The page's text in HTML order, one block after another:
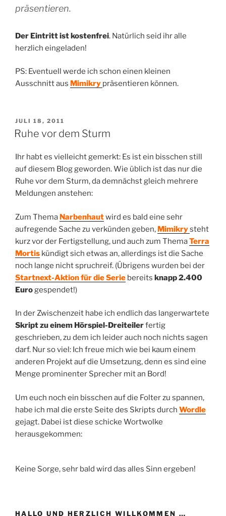
präsentieren.
Der Eintritt ist kostenfrei. Natürlich seid ihr alle
herzlich eingeladen!
PS: Eventuell werde ich schon einen kleinen
Ausschnitt aus Mimikry präsentieren können.
VERÖFFENTLICHT
AM
JULI 18, 2011
Ruhe vor dem Sturm
Ihr habt es vielleicht gemerkt: Es ist ein bisschen still
auf diesem Blog geworden. Wie üblich ist das nur die
Ruhe vor dem Sturm, da demnächst gleich mehrere
Meldungen anstehen:
Zum Thema Narbenhautwird es bald eine sehr
aufregende Sache zu verkünden geben, Mimikrysteht
kurz vor der Fertigstellung, und auch zum ThemaTerra
Mortis kündigt sich etwas an, allerdings ist die Sache
noch lange nicht spruchreif. (Übrigens wurden bei der
Startnext-Aktion für die Serie bereits knapp 2.400
Eurogespendet!)
In der Zwischenzeit habe ich endlich das langerwartete
Skript zu einem Hörspiel-Dreiteilerfertig
geschrieben, zu dem ich leider auch noch nichts sagen
darf. Nur so viel: Ich freue mich wie bei kaum einem
anderen Projekt auf die Umsetzung, denn es sind eine
Menge prominenter Sprecher mit an Bord!
Um euch noch ein bisschen auf die Folter zu spannen,
habe ich mal die erste Seite des Skripts durch Wordle
gejagt. Dabei ist diese schicke Wortwolke
herausgekommen:
Keine Sorge, sehr bald wird das alles Sinn ergeben!
HALLO UND HERZLICH WILLKOMMEN …